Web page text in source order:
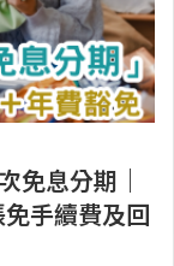
免息分期｜
手續費及回